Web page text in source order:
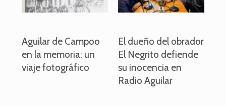
Aguilar de Campoo
en la memoria: un
viaje fotográfico
El dueño del obrador
El Negrito defiende
su inocencia en
Radio Aguilar